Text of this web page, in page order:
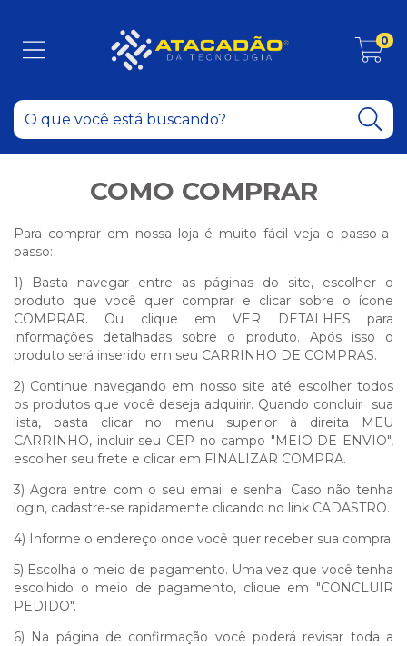
0
COMO COMPRAR
Para comprar em nossa loja é muito fácil veja o passo-a-
passo:
1) Basta navegar entre as páginas do site, escolher o
produto que você quer comprar e clicar sobre o ícone
COMPRAR. Ou clique em VER DETALHES para
informações detalhadas sobre o produto. Após isso o
produto será inserido em seu CARRINHO DE COMPRAS.
2) Continue navegando em nosso site até escolher todos
os produtos que você deseja adquirir. Quando concluir sua
lista, basta clicar no menu superior à direita MEU
CARRINHO, incluir seu CEP no campo "MEIO DE ENVIO",
escolher seu frete e clicar em FINALIZAR COMPRA.
3) Agora entre com o seu email e senha. Caso não tenha
login, cadastre-se rapidamente clicando no link CADASTRO.
4) Informe o endereço onde você quer receber sua compra
5) Escolha o meio de pagamento. Uma vez que você tenha
escolhido o meio de pagamento, clique em "CONCLUIR
PEDIDO".
6) Na página de confirmação você poderá revisar toda a